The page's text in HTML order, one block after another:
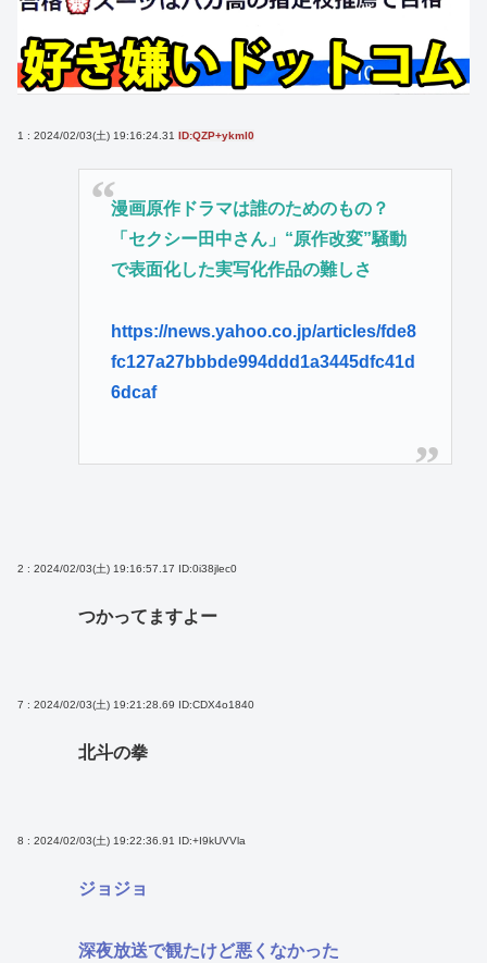
1 : 2024/02/03(土) 19:16:24.31 ID:QZP+ykml0
漫画原作ドラマは誰のためのもの？
「セクシー田中さん」“原作改変”騒動
で表面化した実写化作品の難しさ
https://news.yahoo.co.jp/articles/fde8
fc127a27bbbde994ddd1a3445dfc41d
6dcaf
2 : 2024/02/03(土) 19:16:57.17 ID:0i38jlec0
つかってますよー
7 : 2024/02/03(土) 19:21:28.69 ID:CDX4o1840
北斗の拳
8 : 2024/02/03(土) 19:22:36.91 ID:+I9kUVVla
ジョジョ
深夜放送で観たけど悪くなかった